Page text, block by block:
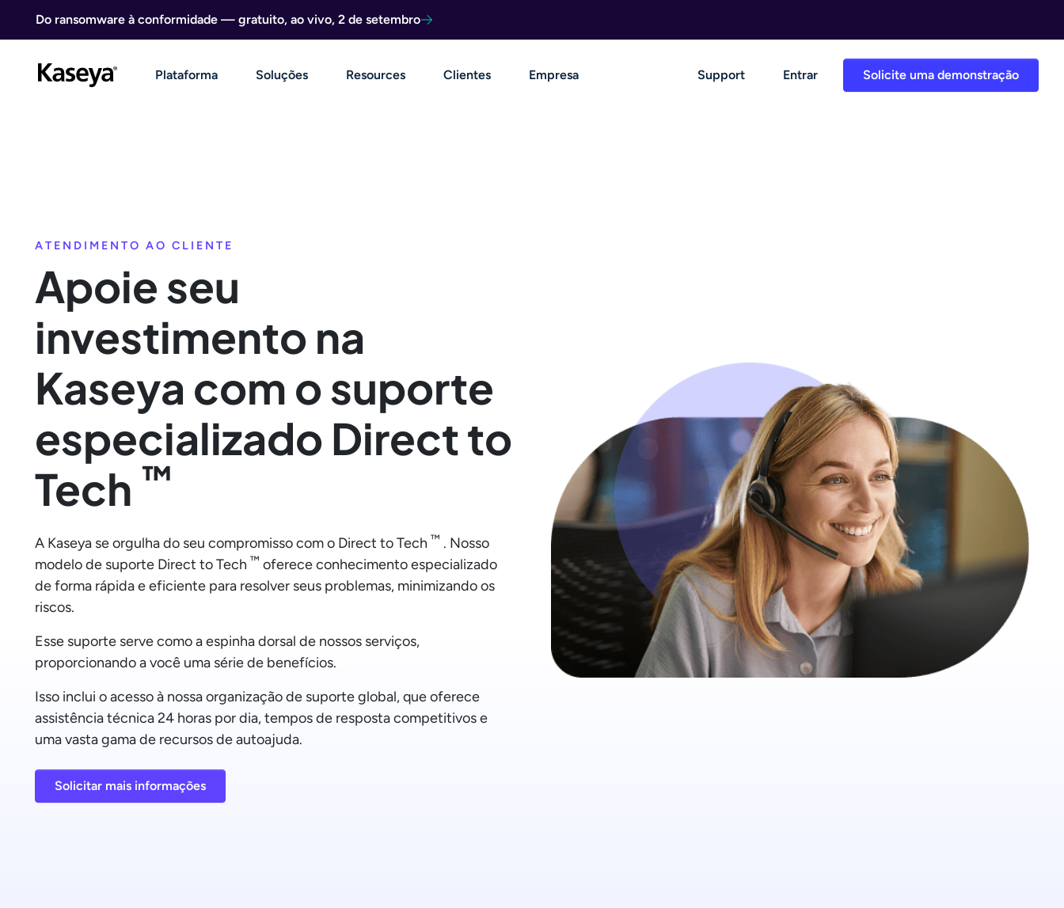
Do ransomware à conformidade — gratuito, ao vivo, 2 de setembro
Solicite uma demonstração
Plataforma Soluções Resources Clientes Empresa Support Entrar
ATENDIMENTO AO CLIENTE
Apoie seu
investimento na
Kaseya com o suporte
especializado Direct to
Tech ™
A Kaseya se orgulha do seu compromisso com o Direct to Tech ™ . Nosso
modelo de suporte Direct to Tech ™ oferece conhecimento especializado
de forma rápida e eficiente para resolver seus problemas, minimizando os
riscos.
Esse suporte serve como a espinha dorsal de nossos serviços,
proporcionando a você uma série de benefícios.
Isso inclui o acesso à nossa organização de suporte global, que oferece
assistência técnica 24 horas por dia, tempos de resposta competitivos e
uma vasta gama de recursos de autoajuda.
Solicitar mais informações